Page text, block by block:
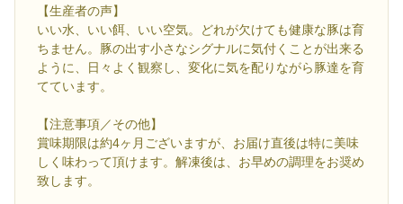
【生産者の声】
いい水、いい餌、いい空気。どれが欠けても健康な豚は育
ちません。豚の出す小さなシグナルに気付くことが出来る
ように、日々よく観察し、変化に気を配りながら豚達を育
てています。
【注意事項／その他】
賞味期限は約4ヶ月ございますが、お届け直後は特に美味
しく味わって頂けます。解凍後は、お早めの調理をお奨め
致します。